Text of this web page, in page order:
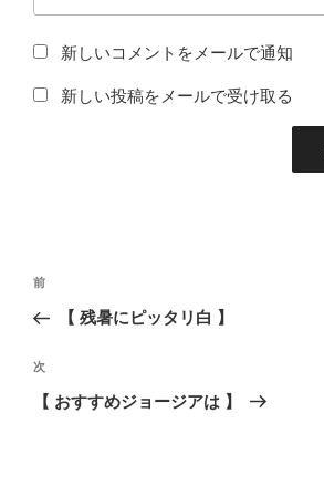
新しいコメントをメールで通知
新しい投稿をメールで受け取る
投
ナ
ビ
ゲ
前
の
稿
前
【 残暑にピッタリ白 】
次
の
次
【 おすすめジョージアは 】